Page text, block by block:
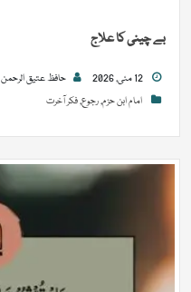
بے چینی کا علاج
حافظ عتیق الرحمن
امام ابن حزم,رجوع,فکر آخرت